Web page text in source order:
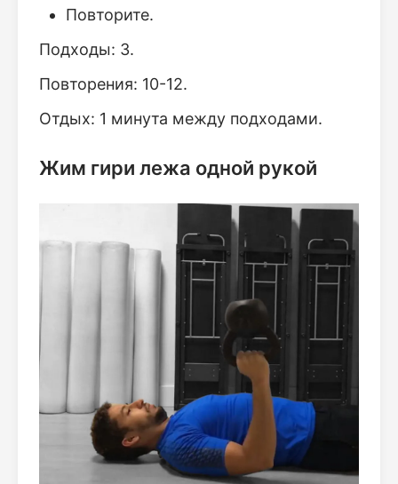
Повторите.
Подходы: 3.
Повторения: 10-12.
Отдых: 1 минута между подходами.
Жим гири лежа одной рукой